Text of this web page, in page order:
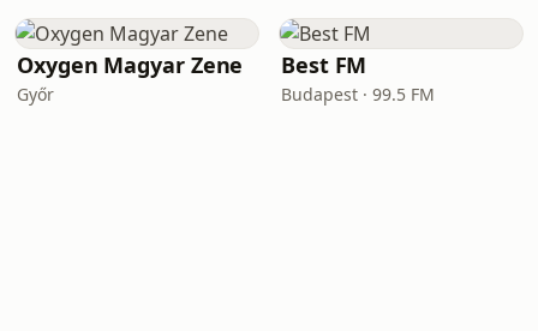
Oxygen Magyar Zene
Győr
Best FM
Budapest · 99.5 FM